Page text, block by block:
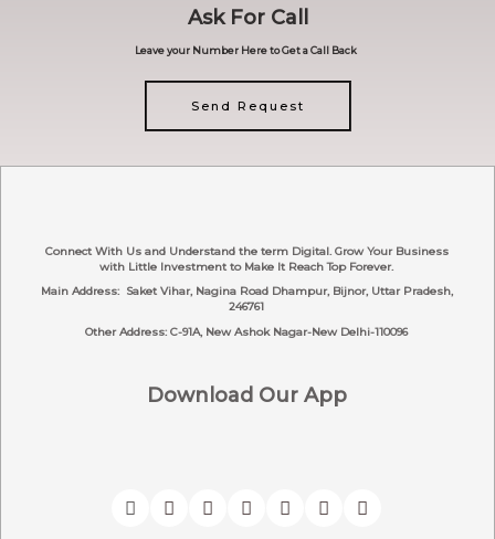
Ask For Call
Leave your Number Here to Get a Call Back
Send Request
Connect With Us and Understand the term Digital. Grow Your Business
with Little Investment to Make It Reach Top Forever.
Main Address: Saket Vihar, Nagina Road Dhampur, Bijnor, Uttar Pradesh,
246761
Other Address: C-91A, New Ashok Nagar-New Delhi-110096
Download Our App